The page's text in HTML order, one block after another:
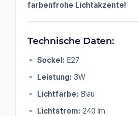
farbenfrohe Lichtakzente!
Technische Daten:
Sockel: E27
Leistung: 3W
Lichtfarbe: Blau
Lichtstrom: 240 lm